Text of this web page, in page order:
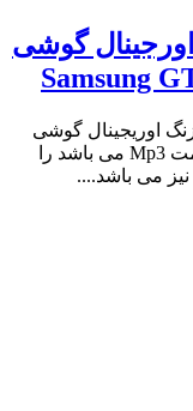
گوشی
اوریجینال گوشی
Samsung GT-S5230 Star را که در قالب فرمت Mp3 می باشد را
نیز می باشد....